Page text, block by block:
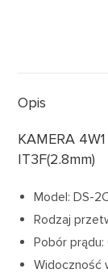
Opis
KAMERA
IT3F(2.8mm)
Model: DS-
Rodzaj
Pobór
Widoczność